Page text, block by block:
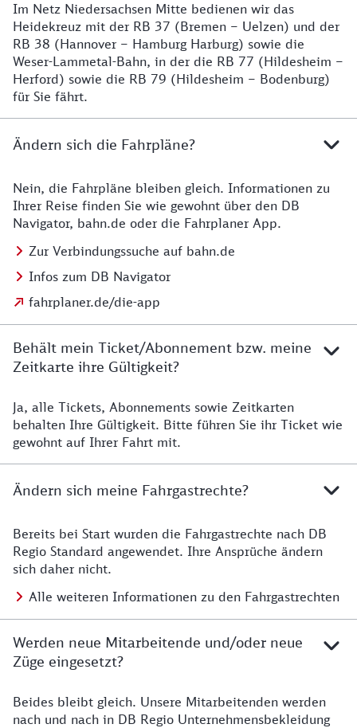
Im Netz Niedersachsen Mitte bedienen wir das
Heidekreuz mit der RB 37 (Bremen – Uelzen) und der
RB 38 (Hannover – Hamburg Harburg) sowie die
Weser-Lammetal-Bahn, in der die RB 77 (Hildesheim –
Herford) sowie die RB 79 (Hildesheim – Bodenburg)
für Sie fährt.
Ändern sich die Fahrpläne?
Details zu den Fahrplänen
Nein, die Fahrpläne bleiben gleich. Informationen zu
Ihrer Reise finden Sie wie gewohnt über den DB
Navigator, bahn.de oder die Fahrplaner App.
Zur Verbindungssuche auf bahn.de
Infos zum DB Navigator
fahrplaner.de/die-app
Behält mein Ticket/Abonnement bzw. meine
Zeitkarte ihre Gültigkeit?
Details zur Zeitkarte
Ja, alle Tickets, Abonnements sowie Zeitkarten
behalten Ihre Gültigkeit. Bitte führen Sie ihr Ticket wie
gewohnt auf Ihrer Fahrt mit.
Ändern sich meine Fahrgastrechte?
Details zu Fahrgastrechten
Bereits bei Start wurden die Fahrgastrechte nach DB
Regio Standard angewendet. Ihre Ansprüche ändern
sich daher nicht.
Alle weiteren Informationen zu den Fahrgastrechten
Werden neue Mitarbeitende und/oder neue
Züge eingesetzt?
Details zu den Mitarbeitenden
Beides bleibt gleich. Unsere Mitarbeitenden werden
nach und nach in DB Regio Unternehmensbekleidung